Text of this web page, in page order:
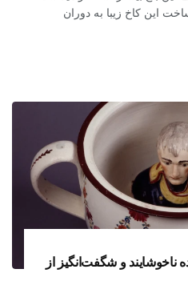
این کاخ زیبا به دوران
ناخوشایند و شگفت‌انگیز از